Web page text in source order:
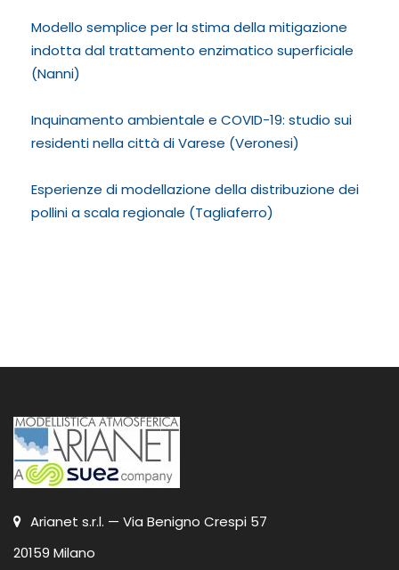
Modello semplice per la stima della mitigazione
indotta dal trattamento enzimatico superficiale
(Nanni)
Inquinamento ambientale e COVID-19: studio sui
residenti nella città di Varese (Veronesi)
Esperienze di modellazione della distribuzione dei
pollini a scala regionale (Tagliaferro)
Arianet s.r.l. — Via Benigno Crespi 57
20159 Milano